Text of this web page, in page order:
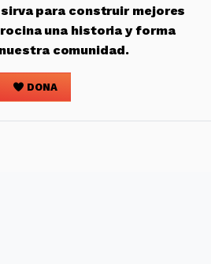
para construir mejores
una historia y forma
comunidad.
DONA